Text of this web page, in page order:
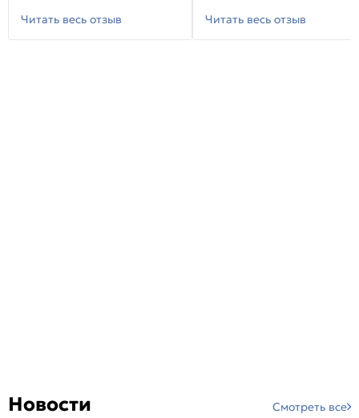
Читать весь отзыв
Читать весь отзыв
Новости Смотреть все